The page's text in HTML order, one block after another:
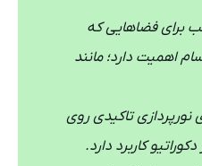
برای فضاهایی که
اهمیت دارد؛ مانند
نورپردازی تاکیدی روی
کاربرد دارد.